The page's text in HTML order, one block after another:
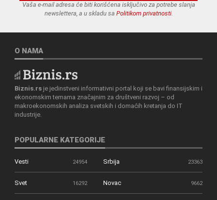
Vaša e-mail adresa će biti korišćena isključivo za potrebe slanja
newslettera, a u skladu sa Politikom privatnosti.
O NAMA
Biznis.rs je jedinstveni informativni portal koji se bavi finansijskim i
ekonomskim temama značajnim za društveni razvoj – od
makroekonomskih analiza svetskih i domaćih kretanja do IT
industrije.
POPULARNE KATEGORIJE
Vesti 24954 Srbija 23363
Svet 16292 Novac 9662